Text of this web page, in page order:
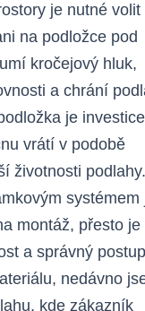
je nutné volit
na podložce pod
kročejový hluk,
a chrání
je
vrátí v podobě
životnosti podlahy.
systémem
montáž, přesto je
a správný
nedávno
kde zákazník